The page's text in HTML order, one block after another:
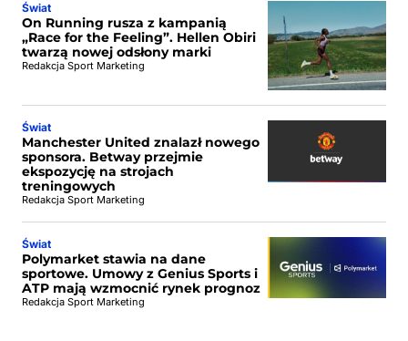
Świat
On Running rusza z kampanią
„Race for the Feeling”. Hellen Obiri
twarzą nowej odsłony marki
Redakcja Sport Marketing
Świat
Manchester United znalazł nowego
sponsora. Betway przejmie
ekspozycję na strojach
treningowych
Redakcja Sport Marketing
Świat
Polymarket stawia na dane
sportowe. Umowy z Genius Sports i
ATP mają wzmocnić rynek prognoz
Redakcja Sport Marketing